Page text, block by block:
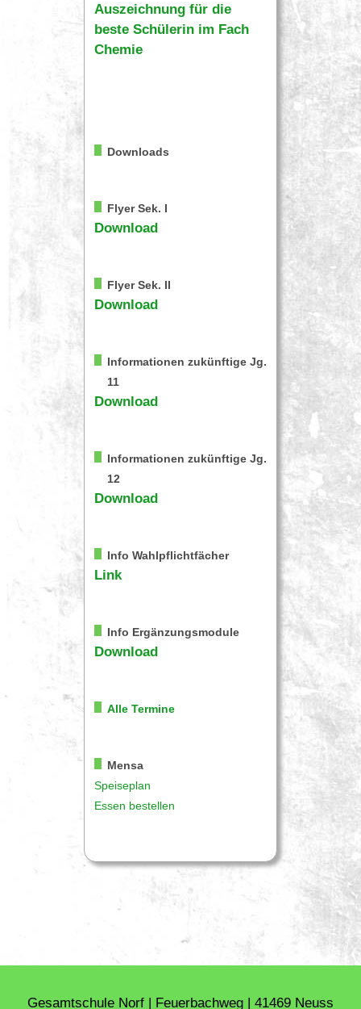
Auszeichnung für die
beste Schülerin im Fach
Chemie
Downloads
Flyer Sek. I
Download
Flyer Sek. II
Download
Informationen zukünftige Jg.
11
Download
Informationen zukünftige Jg.
12
Download
Info Wahlpflichtfächer
Link
Info Ergänzungsmodule
Download
Alle Termine
Mensa
Speiseplan
Essen bestellen
Gesamtschule Norf | Feuerbachweg | 41469 Neuss